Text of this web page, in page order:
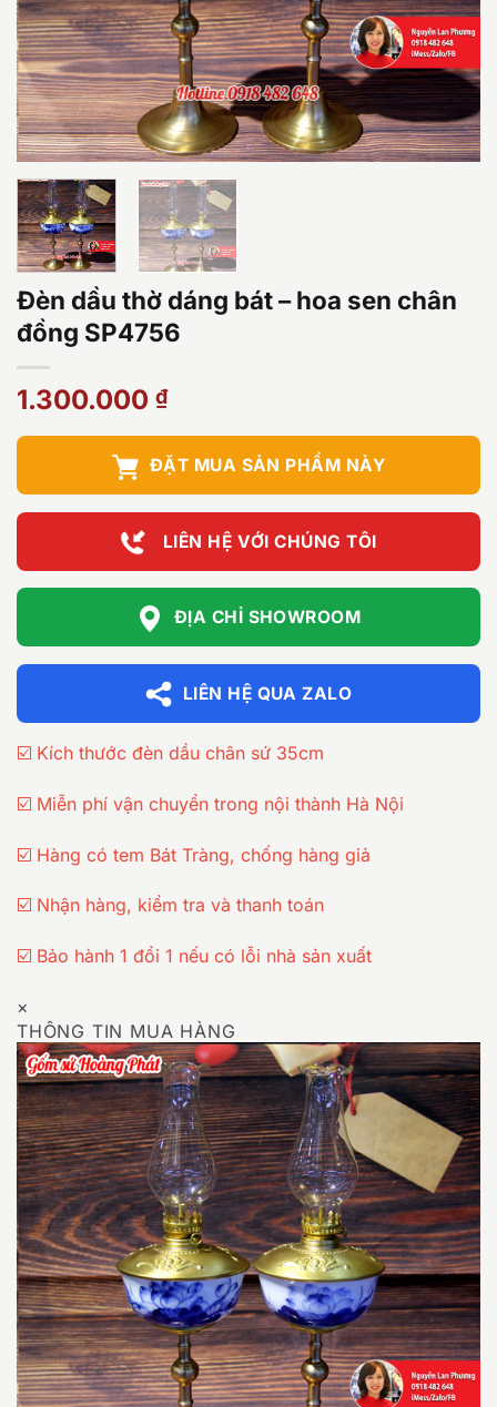
Đèn dầu thờ dáng bát – hoa sen chân
đồng SP4756
1.300.000 ₫
ĐẶT MUA SẢN PHẨM NÀY
LIÊN HỆ VỚI CHÚNG TÔI
ĐỊA CHỈ SHOWROOM
LIÊN HỆ QUA ZALO
☑️ Kích thước đèn dầu chân sứ 35cm
☑️ Miễn phí vận chuyển trong nội thành Hà Nội
☑️ Hàng có tem Bát Tràng, chống hàng giả
☑️ Nhận hàng, kiểm tra và thanh toán
☑️ Bảo hành 1 đổi 1 nếu có lỗi nhà sản xuất
×
THÔNG TIN MUA HÀNG